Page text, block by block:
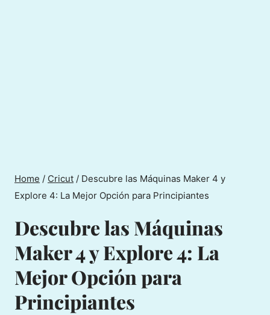
Home / Cricut / Descubre las Máquinas Maker 4 y
Explore 4: La Mejor Opción para Principiantes
Descubre las Máquinas
Maker 4 y Explore 4: La
Mejor Opción para
Principiantes